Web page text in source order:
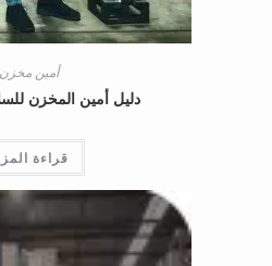
أمين مخزن
دليل أمين المخزن
قراءة